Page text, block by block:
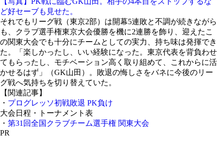
ど好セーブも見せた。
それでもリーグ戦（東京2部）は開幕5連敗と不調が続きながら
も、クラブ選手権東京大会優勝を機に2連勝を飾り、迎えたこ
の関東大会でも十分にチームとしての実力、持ち味は発揮でき
た。「楽しかったし、いい経験になった。東京代表を背負わせ
てもらったし、モチベーション高く取り組めて、これからに活
かせるはず」（GK山田）。敗退の悔しさをバネに今後のリー
グ戦へ気持ちを切り替えていた。
【関連記事】
・ プログレッソ初戦敗退 PK負け
大会日程・トーナメント表
・ 第31回全国クラブチーム選手権 関東大会
PR